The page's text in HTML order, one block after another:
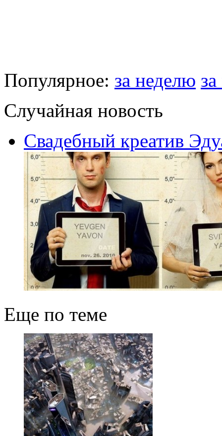
Популярное: за неделю
Случайная новость
Свадебный креатив
Еще по теме